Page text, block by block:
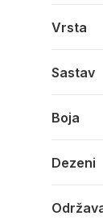
Vrsta
Sastav
Boja
Dezeni